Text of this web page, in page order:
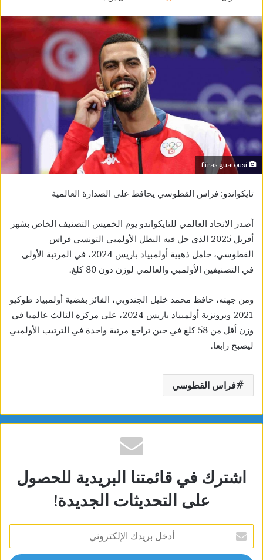
تايكواندو: فراس القطوسي يحافظ على الصدارة العالمية
أصدر الاتحاد العالمي للتايكواندو يوم الخميس التصنيف الخاص بشهر
أفريل 2025 الذي حل فيه البطل الأولمبي التونسي فراس
القطوسي، حامل ذهبية أولمبياد باريس 2024، في المرتبة الأولى
في التصنيفين الأولمبي والعالمي لوزن دون 80 كلغ.
ومن جهته، حافظ محمد خليل الجندوبي، الفائز بفضية أولمبياد طوكيو
2021 وبرونزية أولمبياد باريس 2024، على مركزه الثالث عالميا في
وزن أقل من 58 كلغ في حين تراجع مرتبة واحدة في الترتيب الأولمبي
ليصبح رابعا.
فراس القطوسي
اشترك في قائمتنا البريدية للحصول
على التحديثات الجديدة!
بريدك
الإلكتروني